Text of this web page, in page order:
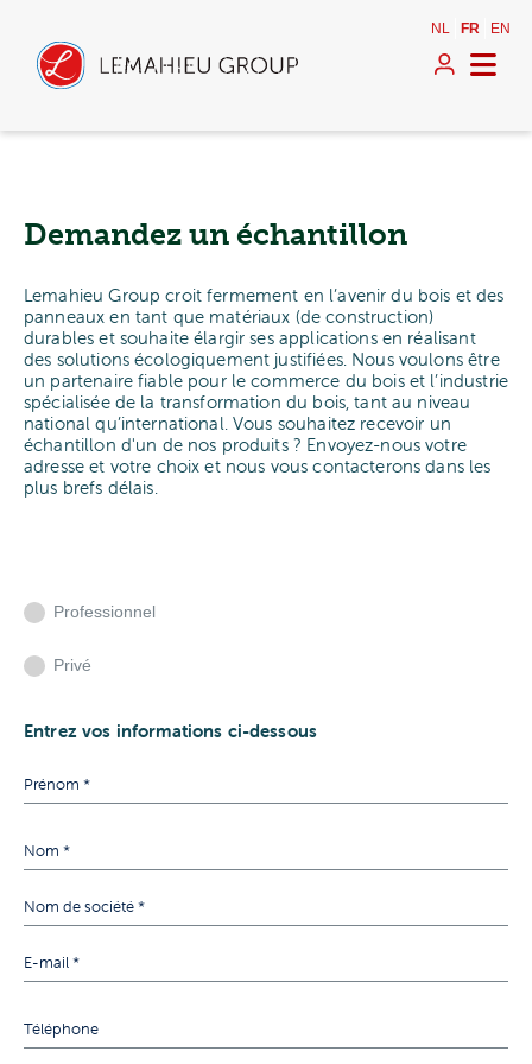
NL FR EN
Demandez un échantillon
Lemahieu Group croit fermement en l’avenir du bois et des
panneaux en tant que matériaux (de construction)
durables et souhaite élargir ses applications en réalisant
des solutions écologiquement justifiées. Nous voulons être
un partenaire fiable pour le commerce du bois et l’industrie
spécialisée de la transformation du bois, tant au niveau
national qu’international. Vous souhaitez recevoir un
échantillon d'un de nos produits ? Envoyez-nous votre
adresse et votre choix et nous vous contacterons dans les
plus brefs délais.
Professionnel
Privé
Entrez vos informations ci-dessous